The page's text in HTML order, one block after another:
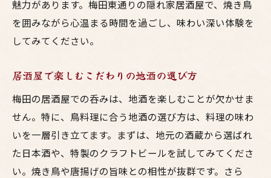
思い出に残る居酒屋でのエピソード
居酒屋でのコミュニケーションのコツ
友達との絆を深める居酒屋体験
鳥料理が引き立てる居酒屋での時間
居酒屋での心温まるストーリー
鳥料理と共に楽しむ夜の過ごし方
梅田の夜を特別にする居酒屋の選択
魅力があります。梅田東通りの隠れ家居酒屋で、焼き鳥
を囲みながら心温まる時間を過ごし、味わい深い体験を
してみてください。
居酒屋で楽しむこだわりの地酒の選び方
梅田の居酒屋での呑みは、地酒を楽しむことが欠かせま
せん。特に、鳥料理に合う地酒の選び方は、料理の味わ
いを一層引き立てます。まずは、地元の酒蔵から選ばれ
た日本酒や、特製のクラフトビールを試してみてくださ
い。焼き鳥や唐揚げの旨味との相性が抜群です。さら